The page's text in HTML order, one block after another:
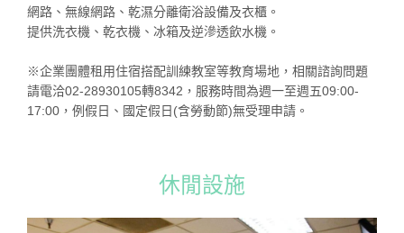
網路、無線網路、乾濕分離衛浴設備及衣櫃。
提供洗衣機、乾衣機、冰箱及逆滲透飲水機。
※企業團體租用住宿搭配訓練教室等教育場地，相關諮詢問題
請電洽02-28930105轉8342，服務時間為週一至週五09:00-
17:00，例假日、國定假日(含勞動節)無受理申請。
休閒設施